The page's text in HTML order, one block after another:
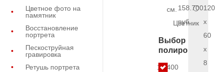
Цветное фото на
памятник
Восстановление
портрета
Пескоструйная
гравировка
Ретушь портрета
см.
Цветник
Выбор
полировки
17.400
158.700
руб.
120
x
60
x
8